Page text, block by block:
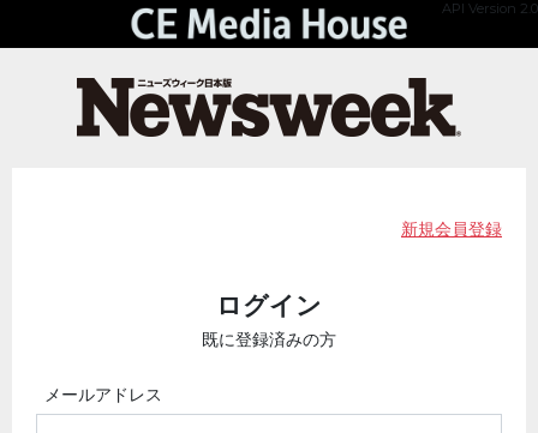
API Version 2.0
新規会員登録
ログイン
既に登録済みの方
メールアドレス